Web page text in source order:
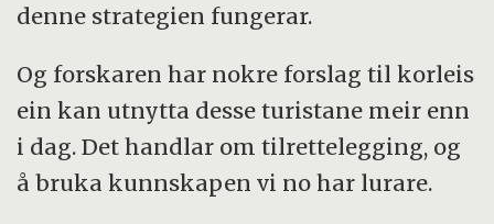
denne strategien fungerar.
Og forskaren har nokre forslag til korleis
ein kan utnytta desse turistane meir enn
i dag. Det handlar om tilrettelegging, og
å bruka kunnskapen vi no har lurare.